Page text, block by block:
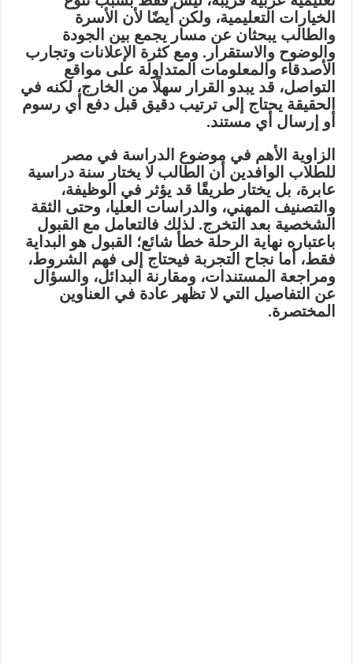
الخيارات التعليمية، ولكن أيضًا لأن الأسرة
والطالب يبحثان عن مسار يجمع بين الجودة
والوضوح والاستقرار. ومع كثرة الإعلانات وتجارب
الأصدقاء والمعلومات المتداولة على مواقع
التواصل، قد يبدو القرار سهلًا من الخارج، لكنه في
الحقيقة يحتاج إلى ترتيب دقيق قبل دفع أي رسوم
أو إرسال أي مستند.
الزاوية الأهم في موضوع الدراسة في مصر
للطلاب الوافدين أن الطالب لا يختار سنة دراسية
عابرة، بل يختار طريقًا قد يؤثر في الوظيفة،
والتصنيف المهني، والدراسات العليا، وحتى الثقة
الشخصية بعد التخرج. لذلك فالتعامل مع القبول
باعتباره نهاية الرحلة خطأ شائع؛ القبول هو البداية
فقط، أما نجاح التجربة فيحتاج إلى فهم الشروط،
ومراجعة المستندات، ومقارنة البدائل، والسؤال
عن التفاصيل التي لا تظهر عادة في العناوين
المختصرة.